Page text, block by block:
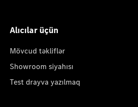
Alıcılar üçün
Mövcud təkliflər
Showroom siyahısı
Test drayva yazılmaq